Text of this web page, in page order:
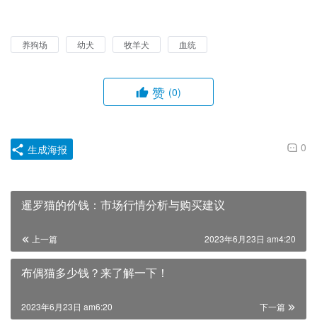
养狗场 幼犬 牧羊犬 血统
赞 (0)
0
生成海报
暹罗猫的价钱：市场行情分析与购买建议
上一篇 2023年6月23日 am4:20
布偶猫多少钱？来了解一下！
下一篇
2023年6月23日 am6:20